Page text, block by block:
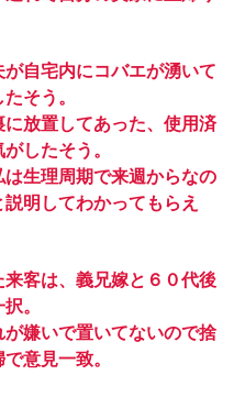
自宅内にコバエが湧いて
そう。
放置してあった、使用済
したそう。
生理周期で来週からなの
明してわかってもらえ
客は、義兄嫁と６０代後
。
嫌いで置いてないので捨
意見一致。